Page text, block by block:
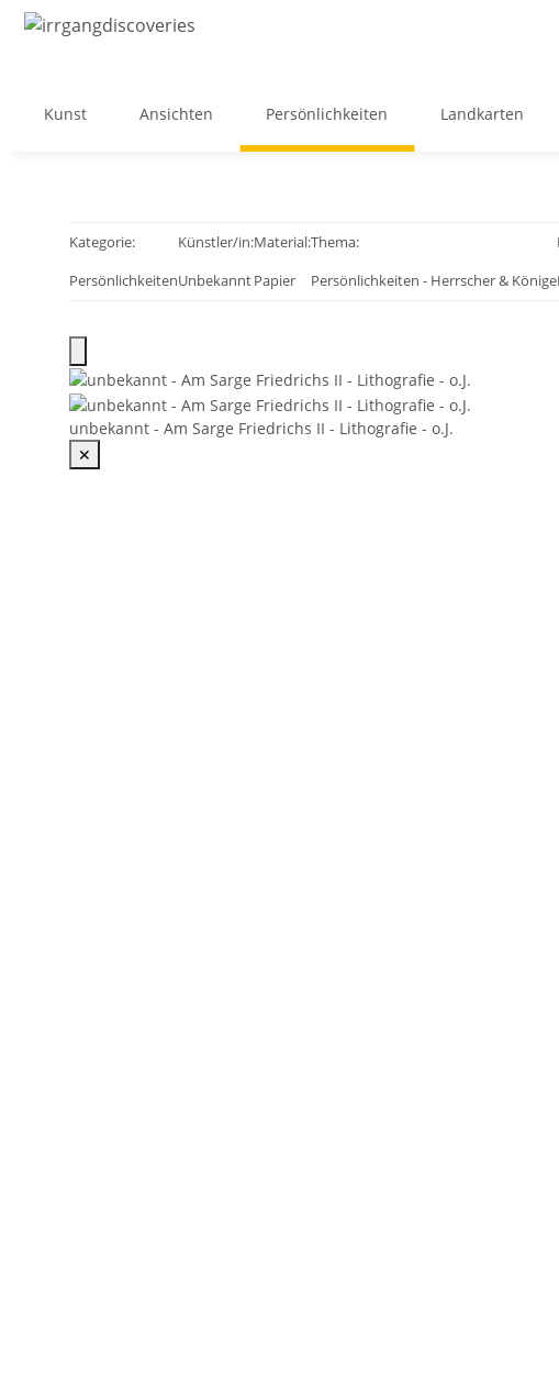
Kunst Ansichten Persönlichkeiten Landkarten
Kategorie:
Persönlichkeiten
Künstler/in:
Unbekannt
Material:
Papier
Thema:
Persönlichkeiten - Herrscher & Könige
unbekannt - Am Sarge Friedrichs II - Lithografie - o.J.
✕